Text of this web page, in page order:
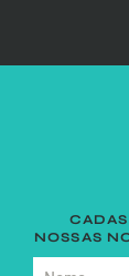
NOSSAS